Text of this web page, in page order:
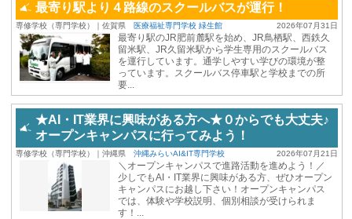
最寄り駅より４路線のスクールバスが運行！
2026年07月31日
専修学校（専門学校）｜佐賀県 医療福祉専門学校 緑生館
最寄り駅のJR肥前麓駅を始め、JR鳥栖駅、西鉄久
留米駅、JR久留米駅から学生専用のスクールバス
を運行しています。通学しやすい学びの環境が整
っています。スクールバス停車駅と学校までの所
要...
★AI・IT業界に興味がある方へ★０からでも大丈夫♪
オープンキャンパスに行ってみよう！
2026年07月21日
専修学校（専門学校）｜沖縄県 沖縄みらいAI&IT専門学校
＼オープンキャンパスで進路活動を進めよう！／
少しでもAI・IT業界に興味がある方、ぜひオープン
キャンパスにお越し下さい！オープンキャンパス
では、体験や学校説明、個別相談が受けられま
す！...